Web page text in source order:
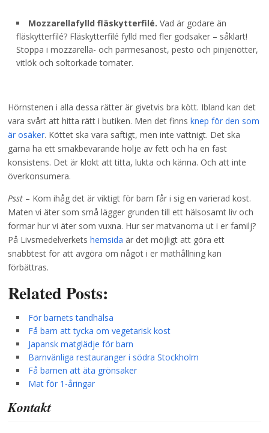
Mozzarellafylld fläskytterfilé. Vad är godare än
fläskytterfilé? Fläskytterfilé fylld med fler godsaker – såklart!
Stoppa i mozzarella- och parmesanost, pesto och pinjenötter,
vitlök och soltorkade tomater.
Hörnstenen i alla dessa rätter är givetvis bra kött. Ibland kan det
vara svårt att hitta rätt i butiken. Men det finnsknep för den som
är osäker. Köttet ska vara saftigt, men inte vattnigt. Det ska
gärna ha ett smakbevarande hölje av fett och ha en fast
konsistens. Det är klokt att titta, lukta och känna. Och att inte
överkonsumera.
Psst – Kom ihåg det är viktigt för barn får i sig en varierad kost.
Maten vi äter som små lägger grunden till ett hälsosamt liv och
formar hur vi äter som vuxna. Hur ser matvanorna ut i er familj?
På Livsmedelverketshemsida är det möjligt att göra ett
snabbtest för att avgöra om något i er mathållning kan
förbättras.
Related Posts:
För barnets tandhälsa
Få barn att tycka om vegetarisk kost
Japansk matglädje för barn
Barnvänliga restauranger i södra Stockholm
Få barnen att äta grönsaker
Mat för 1-åringar
Kontakt